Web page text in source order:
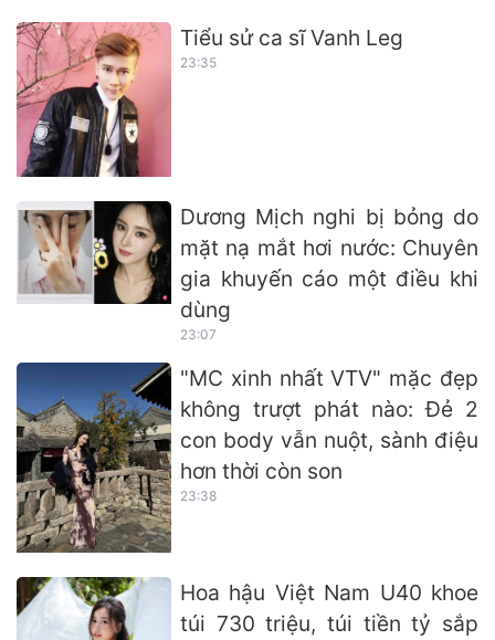
Tiểu sử ca sĩ Vanh Leg
23:35
Dương Mịch nghi bị bỏng do
mặt nạ mắt hơi nước: Chuyên
gia khuyến cáo một điều khi
dùng
23:07
"MC xinh nhất VTV" mặc đẹp
không trượt phát nào: Đẻ 2
con body vẫn nuột, sành điệu
hơn thời còn son
23:38
Hoa hậu Việt Nam U40 khoe
túi 730 triệu, túi tiền tỷ sắp